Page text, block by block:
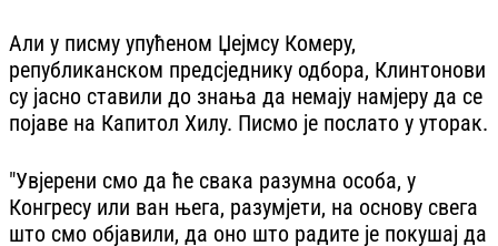
Али у писму упућеном Џејмсу Комеру,
републиканском предсједнику одбора, Клинтонови
су јасно ставили до знања да немају намјеру да се
појаве на Капитол Хилу. Писмо је послато у уторак.
"Увјерени смо да ће свака разумна особа, у
Конгресу или ван њега, разумјети, на основу свега
што смо објавили, да оно што радите је покушај да